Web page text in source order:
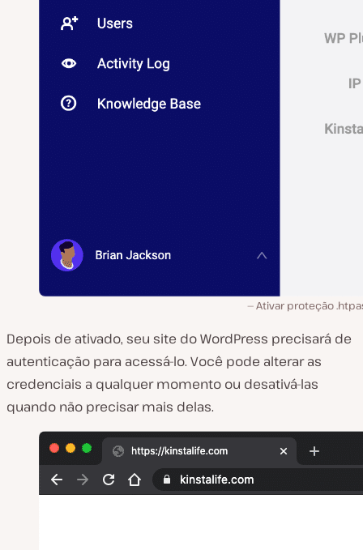
Ativar proteção
Depois de ativado, seu site do WordPress precisará de
autenticação para acessá-lo. Você pode alterar as
credenciais a qualquer momento ou desativá-las
quando não precisar mais delas.